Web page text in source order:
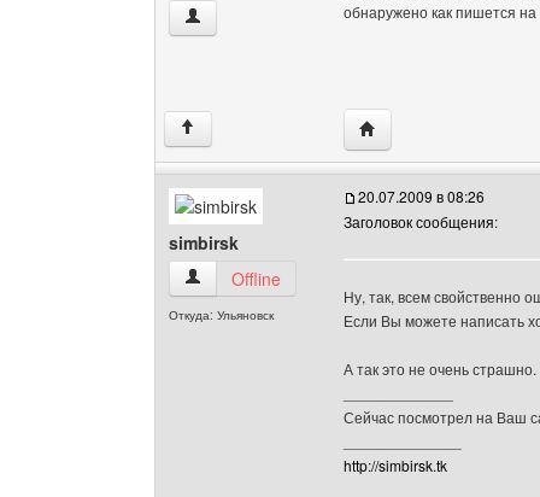
rambulatov-on Посмотреть профиль
обнаружено как пишется
↑ Посетить сайт
simbirsk
simbirsk Посмотреть профиль
Offline
Откуда: Ульяновск
20.07.2009 в 08:26
Заголовок сообщения:
Ну, так, всем свойственно
Если Вы можете написать
А так это не очень
Сейчас посмотрел на Ваш
http://simbirsk.tk